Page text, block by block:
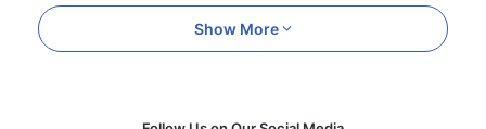
हुए देश की राजधानी वाशिंगटन की ओर मार्च किया. नेतन्याहू
ने अपने पूरे संबोधन के दौरान गाजा में जारी युद्ध का बचाव
Show More